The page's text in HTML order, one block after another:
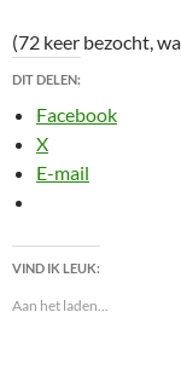
(72 keer bezocht,
DIT DELEN:
Facebook
X
E-mail
VIND IK LEUK:
Aan het laden...